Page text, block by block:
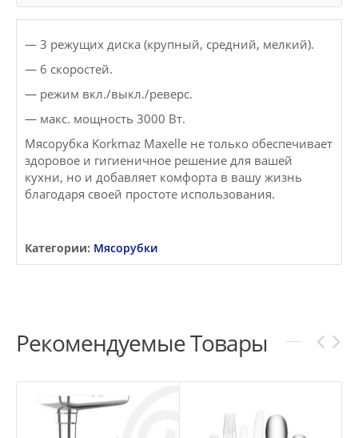
— 3 режущих диска (крупный, средний, мелкий).
— 6 скоростей.
— режим вкл./выкл./реверс.
— макс. мощность 3000 Вт.
Мясорубка Korkmaz Maxelle не только обеспечивает
здоровое и гигиеничное решение для вашей
кухни, но и добавляет комфорта в вашу жизнь
благодаря своей простоте использования.
Категории: Мясорубки
Рекомендуемые Товары